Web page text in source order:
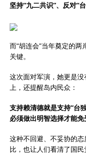
坚持“九二共识”、反对“
而“胡连会”当年奠定的
关键。
这次面对军演，她更是
上，还提醒岛内民众：
支持赖清德就是支持“台
必须做出明智选择才能免
这种不回避、不妥协的
比，也让人们看清了国民